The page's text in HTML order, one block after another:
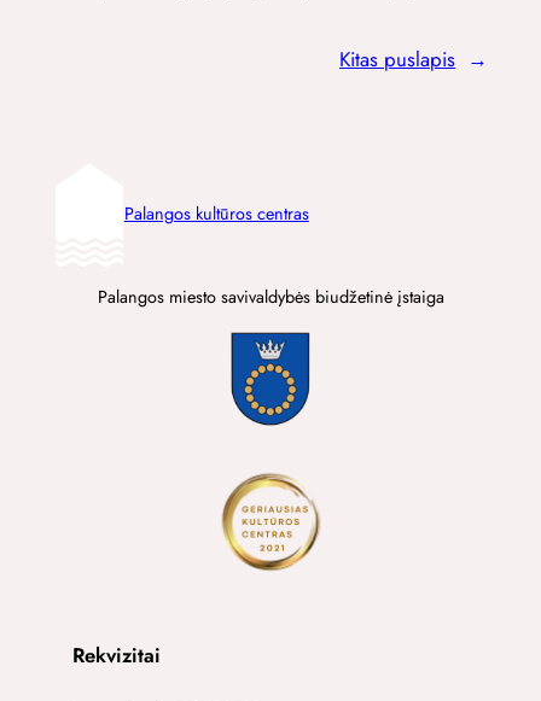
Kitas puslapis →
Palangos kultūros centras
Palangos miesto savivaldybės biudžetinė įstaiga
Rekvizitai